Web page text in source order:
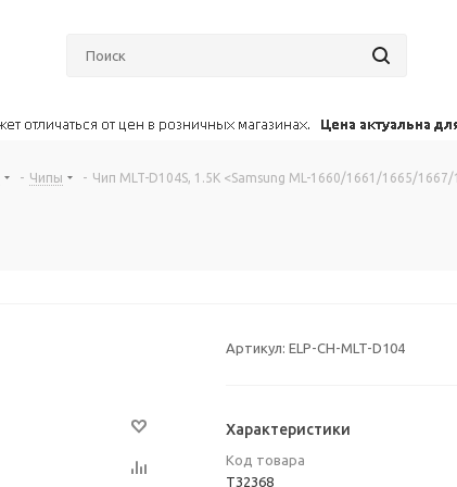
- Чипы - Чип MLT-D104S, 1.5K <Samsung ML-1660/1661/1665/
Артикул: ELP-CH-MLT-D104
Характеристики
Код товара
T32368